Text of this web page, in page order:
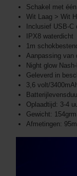
Schakel met
Wit Laag > Wit
Inclusief USB-C
IPX8 waterdicht
1m
Aanpassing van
Night glow
Geleverd in
3,6 volt/
Oplaadtijd: 3-4
Gewicht:
Afmetingen: